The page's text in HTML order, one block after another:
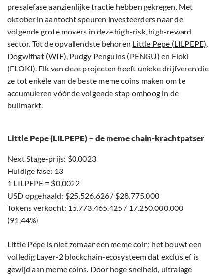
presalefase aanzienlijke tractie hebben gekregen. Met
oktober in aantocht speuren investeerders naar de
volgende grote movers in deze high-risk, high-reward
sector. Tot de opvallendste behoren Little Pepe (LILPEPE),
Dogwifhat (WIF), Pudgy Penguins (PENGU) en Floki
(FLOKI). Elk van deze projecten heeft unieke drijfveren die
ze tot enkele van de beste meme coins maken om te
accumuleren vóór de volgende stap omhoog in de
bullmarkt.
Little Pepe (LILPEPE) – de meme chain-krachtpatser
Next Stage-prijs: $0,0023
Huidige fase: 13
1 LILPEPE = $0,0022
USD opgehaald: $25.526.626 / $28.775.000
Tokens verkocht: 15.773.465.425 / 17.250.000.000
(91,44%)
Little Pepe is niet zomaar een meme coin; het bouwt een
volledig Layer-2 blockchain-ecosysteem dat exclusief is
gewijd aan meme coins. Door hoge snelheid, ultralage